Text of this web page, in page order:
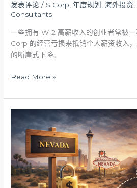
发表评论 / S Corp,年度规划 ,海外投资,
Consultants
一些拥有 W-2 高薪收入的创业者常被
Corp 的经营亏损来抵销个人薪资收入
的断崖式下降。
亏
损
的
底
逻
Read More »
内
达
避
税